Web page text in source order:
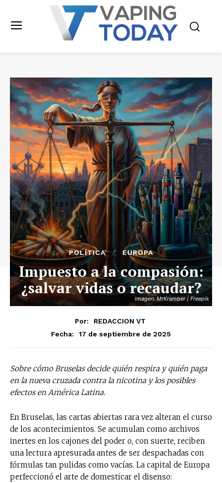
Imagen: MrKramber | Freepik
POLÍTICA EUROPA
Impuesto a la compasión:
¿salvar vidas o recaudar?
Por:
REDACCION VT
Fecha:
17 de septiembre de 2025
Sobre cómo Bruselas decide quién respira y quién paga
en la nueva cruzada contra la nicotina y los posibles
efectos en América Latina.
En Bruselas, las cartas abiertas rara vez alteran el curso
de los acontecimientos. Se acumulan como archivos
inertes en los cajones del poder o, con suerte, reciben
una lectura apresurada antes de ser despachadas con
fórmulas tan pulidas como vacías. La capital de Europa
perfeccionó el arte de domesticar el disenso: